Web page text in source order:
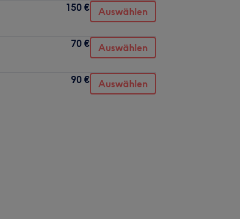
150 € Auswählen
70 € Auswählen
90 € Auswählen